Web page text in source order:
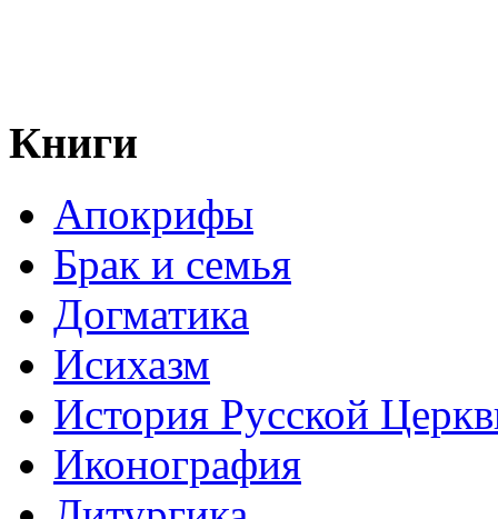
Книги
Апокрифы
Брак и семья
Догматика
Исихазм
История Русской
Иконография